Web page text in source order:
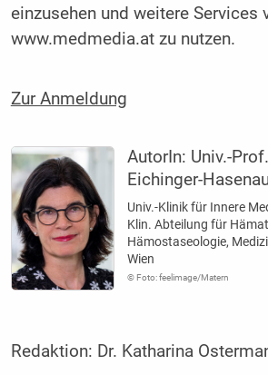
einzusehen und weitere Services
www.medmedia.at zu nutzen.
Zur Anmeldung
AutorIn: Univ.-
Eichinger-
Univ.-Klinik für Innere
Klin. Abteilung für
Hämostaseologie,
Wien
© Foto: feelimage/Matern
Redaktion: Dr. Katharina